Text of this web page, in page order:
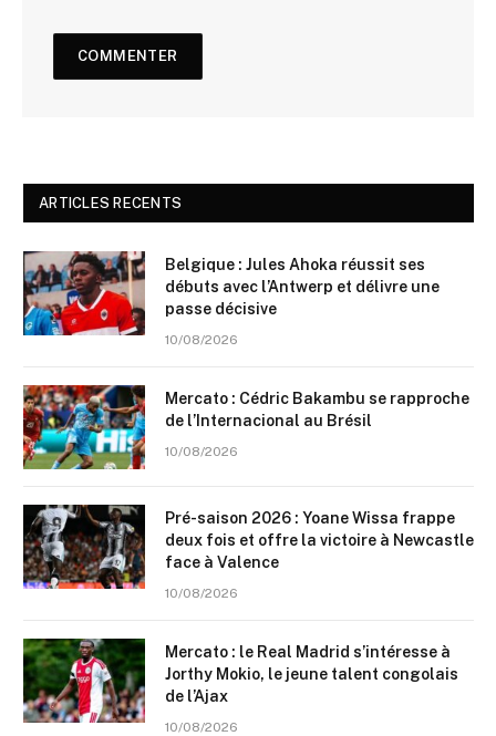
ARTICLES RECENTS
Belgique : Jules Ahoka réussit ses
débuts avec l’Antwerp et délivre une
passe décisive
10/08/2026
Mercato : Cédric Bakambu se rapproche
de l’Internacional au Brésil
10/08/2026
Pré-saison 2026 : Yoane Wissa frappe
deux fois et offre la victoire à Newcastle
face à Valence
10/08/2026
Mercato : le Real Madrid s’intéresse à
Jorthy Mokio, le jeune talent congolais
de l’Ajax
10/08/2026